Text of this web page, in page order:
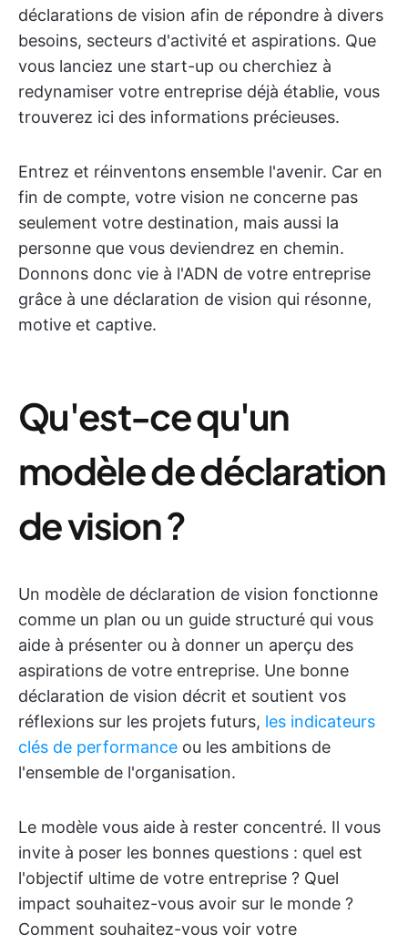
déclarations de vision afin de répondre à divers
besoins, secteurs d'activité et aspirations. Que
vous lanciez une start-up ou cherchiez à
redynamiser votre entreprise déjà établie, vous
trouverez ici des informations précieuses.
Entrez et réinventons ensemble l'avenir. Car en
fin de compte, votre vision ne concerne pas
seulement votre destination, mais aussi la
personne que vous deviendrez en chemin.
Donnons donc vie à l'ADN de votre entreprise
grâce à une déclaration de vision qui résonne,
motive et captive.
Qu'est-ce qu'un
modèle de déclaration
de vision ?
Un modèle de déclaration de vision fonctionne
comme un plan ou un guide structuré qui vous
aide à présenter ou à donner un aperçu des
aspirations de votre entreprise. Une bonne
déclaration de vision décrit et soutient vos
réflexions sur les projets futurs, les indicateurs
clés de performance ou les ambitions de
l'ensemble de l'organisation.
Le modèle vous aide à rester concentré. Il vous
invite à poser les bonnes questions : quel est
l'objectif ultime de votre entreprise ? Quel
impact souhaitez-vous avoir sur le monde ?
Comment souhaitez-vous voir votre